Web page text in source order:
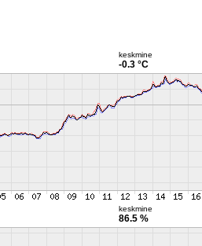
keskmine
-0.3 °C
keskmine
86.5 %